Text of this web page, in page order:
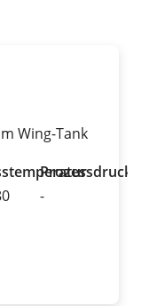
Wing-Tank
Prozessdruck
-